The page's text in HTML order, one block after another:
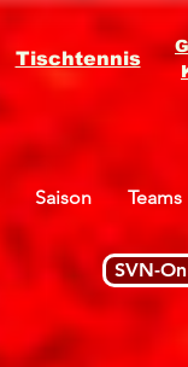
Tischtennis
Saison Teams
SVN-